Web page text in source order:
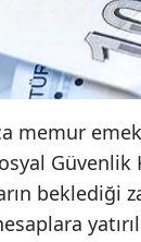
memur
Güvenlik
beklediği